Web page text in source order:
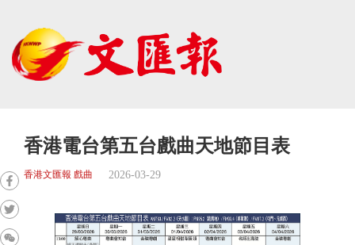
香港電台第五台戲曲天地節目表
香港文匯報 戲曲 2026-03-29